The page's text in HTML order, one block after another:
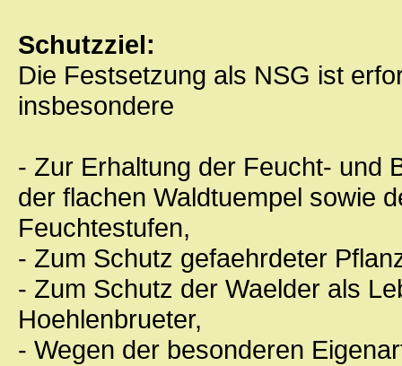
Schutzziel:
Die Festsetzung als NSG ist
insbesondere
- Zur Erhaltung der Feucht- und
der flachen Waldtuempel sowie
Feuchtestufen,
- Zum Schutz gefaehrdeter
- Zum Schutz der Waelder als
Hoehlenbrueter,
- Wegen der besonderen